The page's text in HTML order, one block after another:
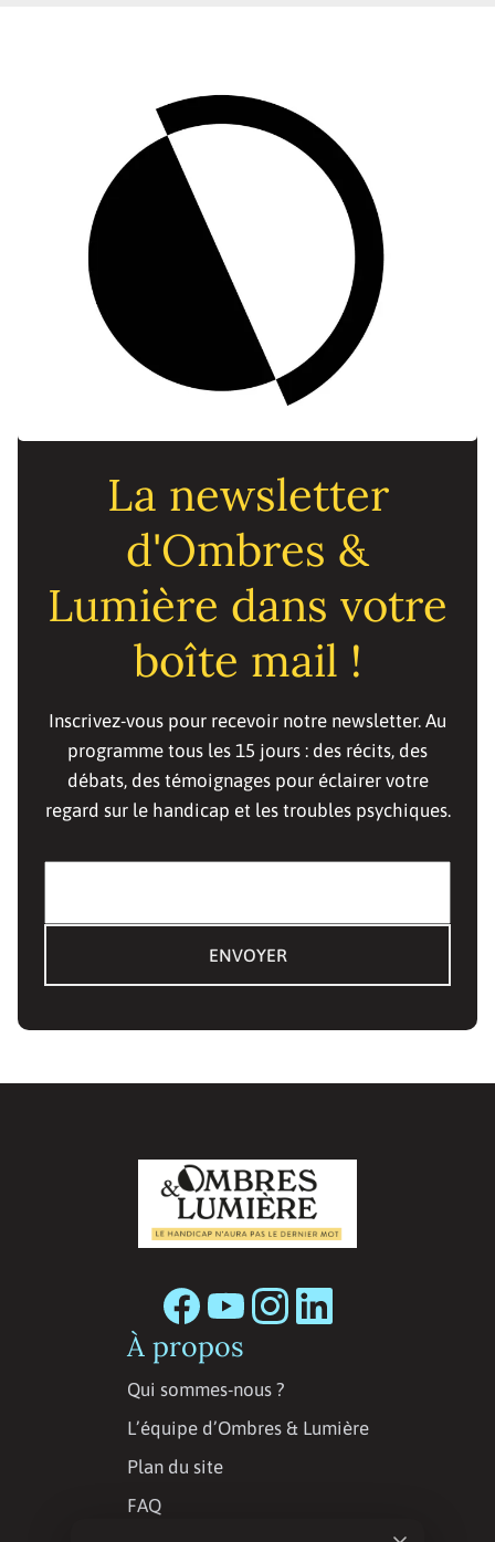
La newsletter
d'Ombres &
Lumière dans votre
boîte mail !
Inscrivez-vous pour recevoir notre newsletter. Au
programme tous les 15 jours : des récits, des
débats, des témoignages pour éclairer votre
regard sur le handicap et les troubles psychiques.
À propos
Qui sommes-nous ?
L’équipe d’Ombres & Lumière
Plan du site
FAQ